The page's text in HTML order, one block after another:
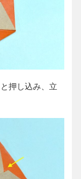
押し込み、立